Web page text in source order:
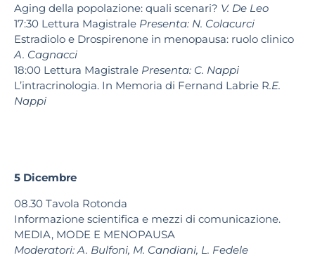
Aging della popolazione: quali scenari? V. De Leo
17:30 Lettura Magistrale Presenta: N. Colacurci
Estradiolo e Drospirenone in menopausa: ruolo clinico
A. Cagnacci
18:00 Lettura Magistrale Presenta: C. Nappi
L’intracrinologia. In Memoria di Fernand Labrie R.E.
Nappi
5 Dicembre
08.30 Tavola Rotonda
Informazione scientifica e mezzi di comunicazione.
MEDIA, MODE E MENOPAUSA
Moderatori: A. Bulfoni, M. Candiani, L. Fedele